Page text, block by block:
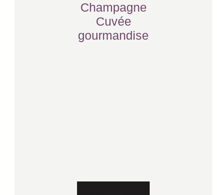
Champagne
Cuvée
gourmandise